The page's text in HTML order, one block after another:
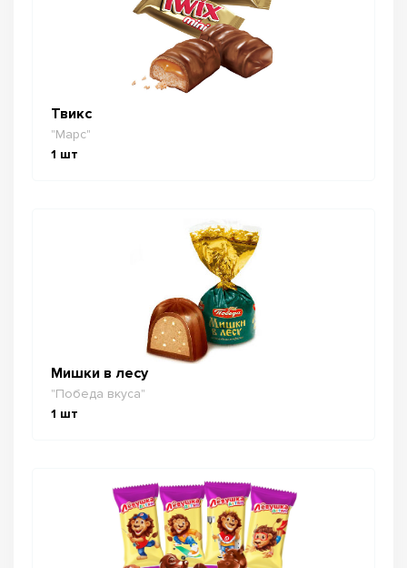
Твикс
"Марс"
1 шт
Мишки в лесу
"Победа вкуса"
1 шт